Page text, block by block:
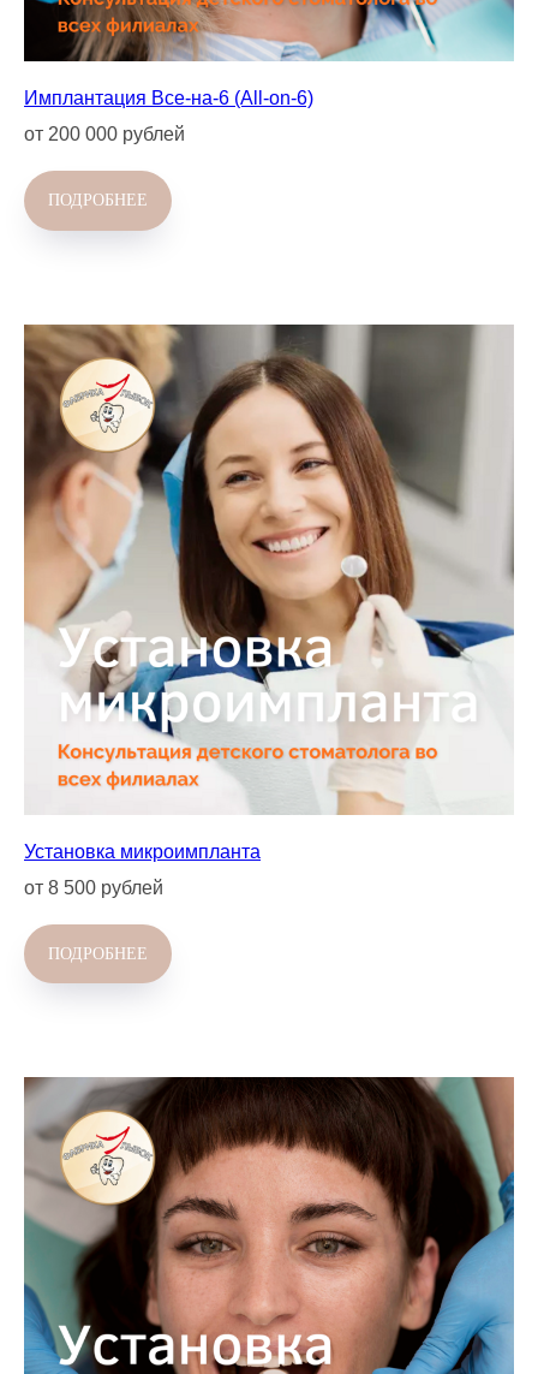
Имплантация Все-на-6 (All-on-6)
от 200 000 рублей
ПОДРОБНЕЕ
Установка микроимпланта
от 8 500 рублей
ПОДРОБНЕЕ